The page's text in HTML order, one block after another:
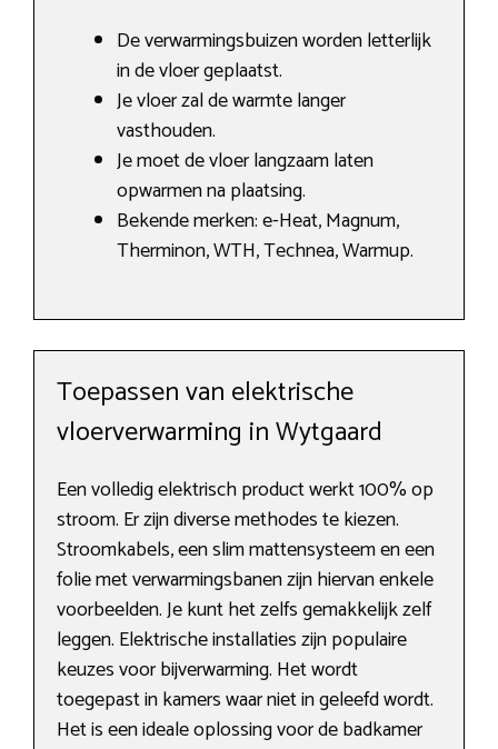
De verwarmingsbuizen worden letterlijk
in de vloer geplaatst.
Je vloer zal de warmte langer
vasthouden.
Je moet de vloer langzaam laten
opwarmen na plaatsing.
Bekende merken: e-Heat, Magnum,
Therminon, WTH, Technea, Warmup.
Toepassen van elektrische
vloerverwarming in Wytgaard
Een volledig elektrisch product werkt 100% op
stroom. Er zijn diverse methodes te kiezen.
Stroomkabels, een slim mattensysteem en een
folie met verwarmingsbanen zijn hiervan enkele
voorbeelden. Je kunt het zelfs gemakkelijk zelf
leggen. Elektrische installaties zijn populaire
keuzes voor bijverwarming. Het wordt
toegepast in kamers waar niet in geleefd wordt.
Het is een ideale oplossing voor de badkamer